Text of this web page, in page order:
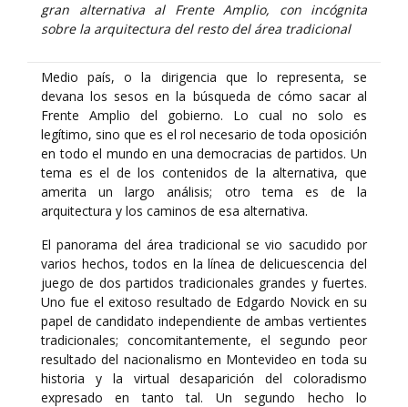
gran alternativa al Frente Amplio, con incógnita
sobre la arquitectura del resto del área tradicional
Medio país, o la dirigencia que lo representa, se
devana los sesos en la búsqueda de cómo sacar al
Frente Amplio del gobierno. Lo cual no solo es
legítimo, sino que es el rol necesario de toda oposición
en todo el mundo en una democracias de partidos. Un
tema es el de los contenidos de la alternativa, que
amerita un largo análisis; otro tema es de la
arquitectura y los caminos de esa alternativa.
El panorama del área tradicional se vio sacudido por
varios hechos, todos en la línea de delicuescencia del
juego de dos partidos tradicionales grandes y fuertes.
Uno fue el exitoso resultado de Edgardo Novick en su
papel de candidato independiente de ambas vertientes
tradicionales; concomitantemente, el segundo peor
resultado del nacionalismo en Montevideo en toda su
historia y la virtual desaparición del coloradismo
expresado en tanto tal. Un segundo hecho lo